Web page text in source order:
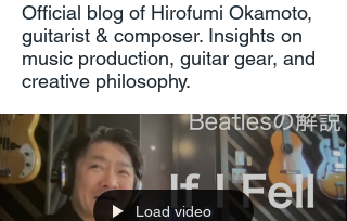
Official blog of Hirofumi Okamoto,
guitarist & composer. Insights on
music production, guitar gear, and
creative philosophy.
Load video